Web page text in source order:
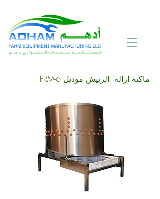
ماكنة ازالة الرييش موديل FRM-6